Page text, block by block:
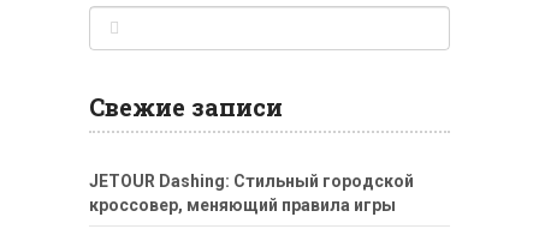
Свежие записи
JETOUR Dashing: Стильный городской
кроссовер, меняющий правила игры